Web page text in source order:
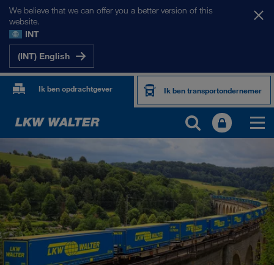
We believe that we can offer you a better version of this
website.
INT
(INT) English
Ik ben opdrachtgever Ik ben transportondernemer
PRODUCTEN EN DIENSTEN
Transport over de weg
Digitale oplossingen
Intermodaal transport